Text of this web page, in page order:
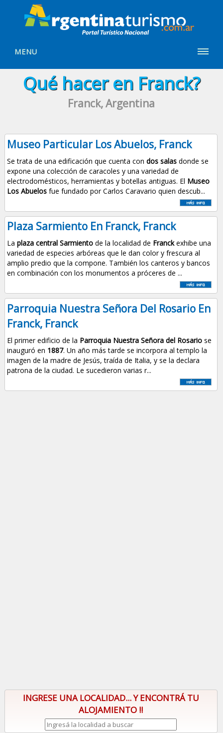
MENU
Qué hacer en Franck?
Franck, Argentina
Museo Particular Los Abuelos, Franck
Se trata de una edificación que cuenta condos salas donde se
expone una colección de caracoles y una variedad de
electrodomésticos, herramientas y botellas antiguas. El Museo
Los Abuelos fue fundado por Carlos Caravario quien descub...
Plaza Sarmiento En Franck, Franck
Laplaza central Sarmiento de la localidad de Franckexhibe una
variedad de especies arbóreas que le dan color y frescura al
amplio predio que la compone. También los canteros y bancos
en combinación con los monumentos a próceres de ...
Parroquia Nuestra Señora Del Rosario En
Franck, Franck
El primer edificio de la Parroquia Nuestra Señora del Rosario se
inauguró en 1887. Un año más tarde se incorpora al templo la
imagen de la madre de Jesús, traída de Italia, y se la declara
patrona de la ciudad. Le sucedieron varias r...
INGRESE UNA LOCALIDAD... Y ENCONTRÁ TU
ALOJAMIENTO !!